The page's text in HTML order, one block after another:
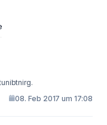
08. Feb 2017 um 17:08